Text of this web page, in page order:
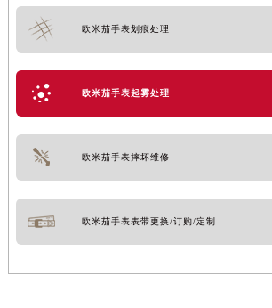
欧米茄手表划痕处理
欧米茄手表起雾处理
欧米茄手表摔坏维修
欧米茄手表表带更换/订购/定制